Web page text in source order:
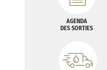
AGENDA
DES SORTIES